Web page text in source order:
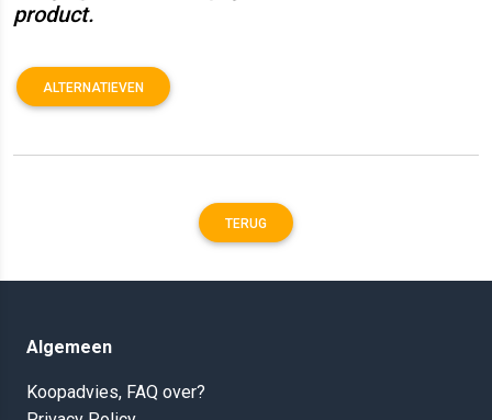
product.
ALTERNATIEVEN
TERUG
Algemeen
Koopadvies, FAQ over?